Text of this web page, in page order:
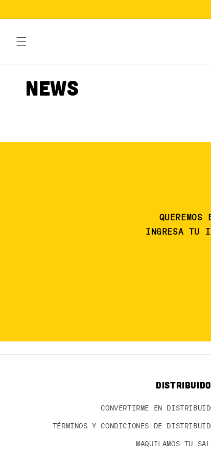
al contenido
News
INGRESA TU
CONVERTIRME EN
TÉRMINOS Y CONDICIONES DE
MAQUILAMOS TU